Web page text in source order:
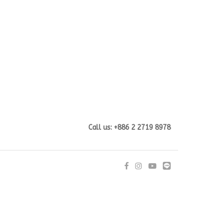
Call us: +886 2 2719 8978